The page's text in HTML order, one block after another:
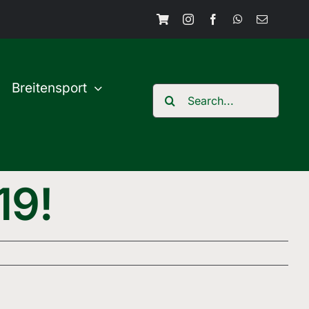
Breitensport
Search